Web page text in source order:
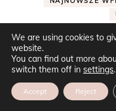
Sukienki na Jesień:
We are using cookies to
website.
You can find out more
switch them off in settings
Accept Reject